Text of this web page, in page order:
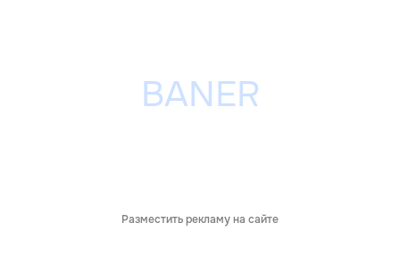
Разместить рекламу на сайте